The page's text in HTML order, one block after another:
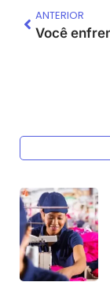
ANTERIOR